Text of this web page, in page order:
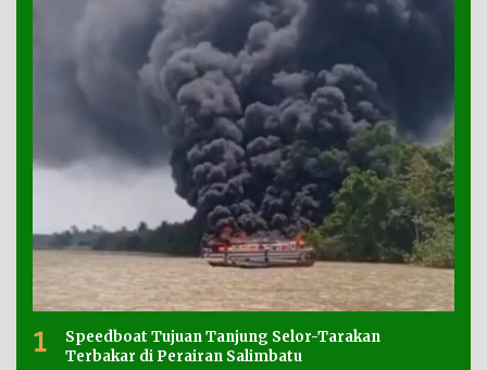
1
Speedboat Tujuan Tanjung Selor-Tarakan
Terbakar di Perairan Salimbatu